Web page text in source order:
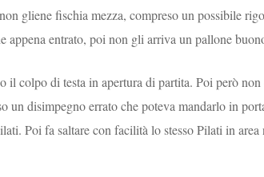
gliene fischia mezza, compreso un possibile
appena entrato, poi non gli arriva un pallone
il colpo di testa in apertura di partita. Poi però
un disimpegno errato che poteva mandarlo in
Poi fa saltare con facilità lo stesso Pilati in area